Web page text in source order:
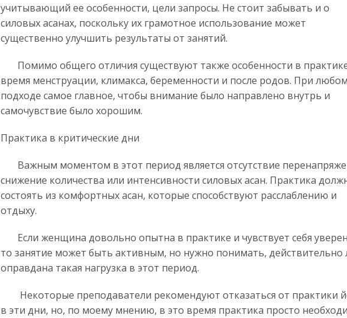
учитывающий ее особенности, цели запросы. Не стоит забывать и о
силовых асанах, поскольку их грамотное использование может
существенно улучшить результаты от занятий.
Помимо общего отличия существуют также особенности в
время менструации, климакса, беременности и после родов. При любом
подходе самое главное, чтобы внимание было направлено внутрь и
самочувствие было хорошим.
Практика в критические дни
Важным моментом в этот период является отсутствие
снижение количества или интенсивности силовых асан. Практика
состоять из комфортных асан, которые способствуют расслаблению и
отдыху.
Если женщина довольно опытна в практике и чувствует себя
то занятие может быть активным, но нужно понимать, действительно
оправдана такая нагрузка в этот период.
Некоторые преподаватели рекомендуют отказаться от практики
в эти дни, но, по моему мнению, в это время практика просто